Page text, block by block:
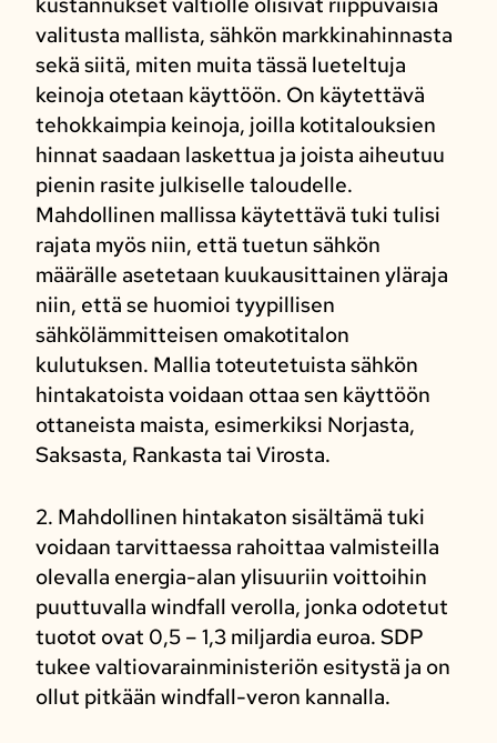
valitusta mallista, sähkön markkinahinnasta
sekä siitä, miten muita tässä lueteltuja
keinoja otetaan käyttöön. On käytettävä
tehokkaimpia keinoja, joilla kotitalouksien
hinnat saadaan laskettua ja joista aiheutuu
pienin rasite julkiselle taloudelle.
Mahdollinen mallissa käytettävä tuki tulisi
rajata myös niin, että tuetun sähkön
määrälle asetetaan kuukausittainen yläraja
niin, että se huomioi tyypillisen
sähkölämmitteisen omakotitalon
kulutuksen. Mallia toteutetuista sähkön
hintakatoista voidaan ottaa sen käyttöön
ottaneista maista, esimerkiksi Norjasta,
Saksasta, Rankasta tai Virosta.
2. Mahdollinen hintakaton sisältämä tuki
voidaan tarvittaessa rahoittaa valmisteilla
olevalla energia-alan ylisuuriin voittoihin
puuttuvalla windfall verolla, jonka odotetut
tuotot ovat 0,5 – 1,3 miljardia euroa. SDP
tukee valtiovarainministeriön esitystä ja on
ollut pitkään windfall-veron kannalla.